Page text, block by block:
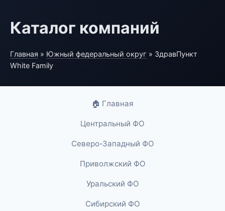
Каталог компаний
Главная » Южный федеральный округ » ЗдравПункт
White Family
🏠 Главная
Центральный ФО
Северо-Западный ФО
Приволжский ФО
Уральский ФО
Сибирский ФО